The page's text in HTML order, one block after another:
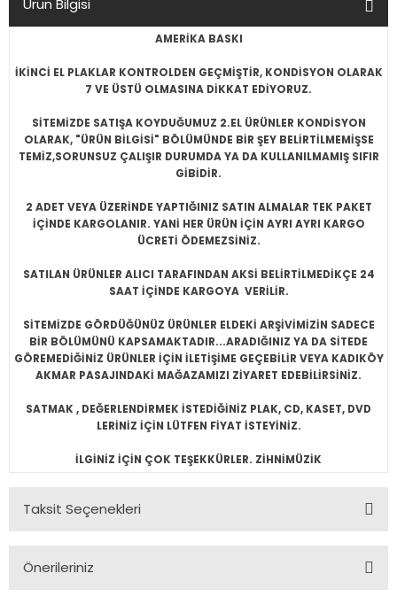
Ürün Bilgisi
AMERİKA BASKI
İKİNCİ EL PLAKLAR KONTROLDEN GEÇMİŞTİR, KONDİSYON OLARAK
7 VE ÜSTÜ OLMASINA DİKKAT EDİYORUZ.
SİTEMİZDE SATIŞA KOYDUĞUMUZ 2.EL ÜRÜNLER KONDİSYON
OLARAK, "ÜRÜN BİLGİSİ" BÖLÜMÜNDE BİR ŞEY BELİRTİLMEMİŞSE
TEMİZ,SORUNSUZ ÇALIŞIR DURUMDA YA DA KULLANILMAMIŞ SIFIR
GİBİDİR.
2 ADET VEYA ÜZERİNDE YAPTIĞINIZ SATIN ALMALAR TEK PAKET
İÇİNDE KARGOLANIR. YANİ HER ÜRÜN İÇİN AYRI AYRI KARGO
ÜCRETİ ÖDEMEZSİNİZ.
SATILAN ÜRÜNLER ALICI TARAFINDAN AKSİ BELİRTİLMEDİKÇE 24
SAAT İÇİNDE KARGOYA VERİLİR.
SİTEMİZDE GÖRDÜĞÜNÜZ ÜRÜNLER ELDEKİ ARŞİVİMİZİN SADECE
BİR BÖLÜMÜNÜ KAPSAMAKTADIR...ARADIĞINIZ YA DA SİTEDE
GÖREMEDİĞİNİZ ÜRÜNLER İÇİN İLETİŞİME GEÇEBİLİR VEYA KADIKÖY
AKMAR PASAJINDAKİ MAĞAZAMIZI ZİYARET EDEBİLİRSİNİZ.
SATMAK , DEĞERLENDİRMEK İSTEDİĞİNİZ PLAK, CD, KASET, DVD
LERİNİZ İÇİN LÜTFEN FİYAT İSTEYİNİZ.
İLGİNİZ İÇİN ÇOK TEŞEKKÜRLER. ZİHNİMÜZİK
Taksit Seçenekleri
Önerileriniz